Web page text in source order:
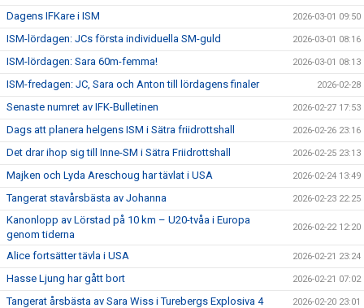
Dagens IFKare i ISM 2026-03-01 09:50
ISM-lördagen: JCs första individuella SM-guld 2026-03-01 08:16
ISM-lördagen: Sara 60m-femma! 2026-03-01 08:13
ISM-fredagen: JC, Sara och Anton till lördagens finaler 2026-02-28
Senaste numret av IFK-Bulletinen 2026-02-27 17:53
Dags att planera helgens ISM i Sätra friidrottshall 2026-02-26 23:16
Det drar ihop sig till Inne-SM i Sätra Friidrottshall 2026-02-25 23:13
Majken och Lyda Areschoug har tävlat i USA 2026-02-24 13:49
Tangerat stavårsbästa av Johanna 2026-02-23 22:25
Kanonlopp av Lörstad på 10 km – U20-tvåa i Europa
genom tiderna
2026-02-22 12:20
Alice fortsätter tävla i USA 2026-02-21 23:24
Hasse Ljung har gått bort 2026-02-21 07:02
Tangerat årsbästa av Sara Wiss i Turebergs Explosiva 4 2026-02-20 23:01